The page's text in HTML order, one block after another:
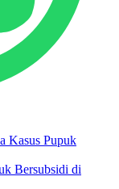
Kasus Pupuk
Bersubsidi di